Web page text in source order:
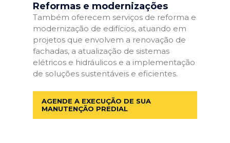
Reformas e modernizações
Também oferecem serviços de reforma e
modernização de edifícios, atuando em
projetos que envolvem a renovação de
fachadas, a atualização de sistemas
elétricos e hidráulicos e a implementação
de soluções sustentáveis e eficientes.
AGENDE A EXECUÇÃO DE SUA
MANUTENÇÃO PREDIAL